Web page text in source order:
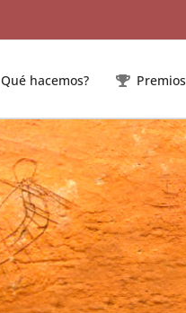
Qué hacemos? Premios